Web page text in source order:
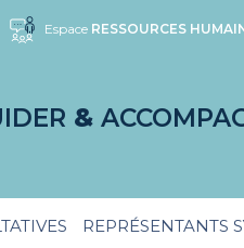
Espace RESSOURCES
&
REPRÉSENTANTS